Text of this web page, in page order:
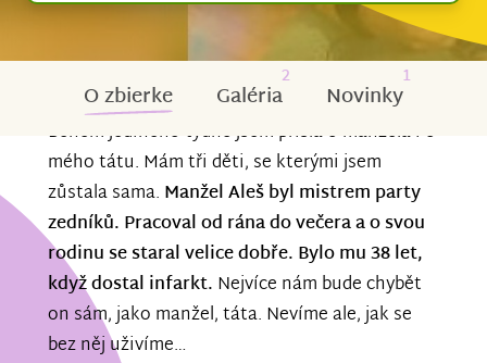
O zbierke Galéria
2
Novinky
1
Během jediného týdne jsem přišla o manžela i o
mého tátu. Mám tři děti, se kterými jsem
zůstala sama. Manžel Aleš byl mistrem party
zedníků. Pracoval od rána do večera a o svou
rodinu se staral velice dobře. Bylo mu 38 let,
když dostal infarkt. Nejvíce nám bude chybět
on sám, jako manžel, táta. Nevíme ale, jak se
bez něj uživíme…